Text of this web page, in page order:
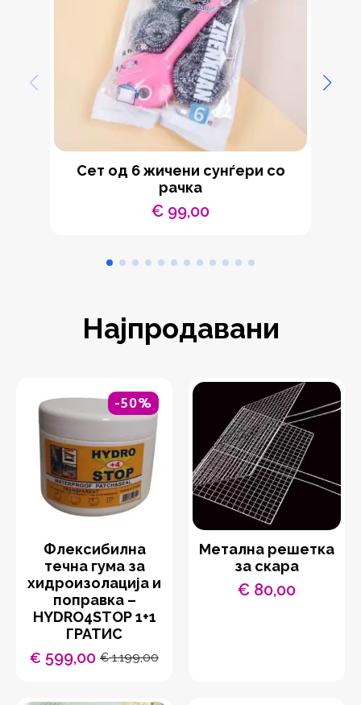
Сет од 6 жичени сунѓери со
рачка
€ 99,00
Најпродавани
-50%
Флексибилна
течна гума за
хидроизолација и
поправка –
HYDRO4STOP 1+1
ГРАТИС
€1.199,00
Original
was:
€ 599,00Current
is:
Метална решетка
за скара
€ 80,00